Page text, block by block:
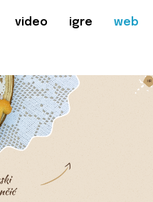
video igre web